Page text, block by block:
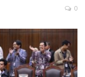
0